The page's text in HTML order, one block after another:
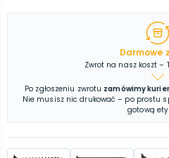
Darmowe
Zwrot na nasz koszt –
Po zgłoszeniu zwrotu zamówimy
Nie musisz nic drukować – po prostu
gotową